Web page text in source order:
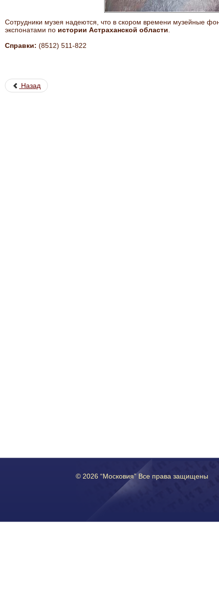
Сотрудники музея надеются, что в скором времени музейные
экспонатами по истории Астраханской области
Справки: (8512) 511-822
Назад
© 2026 “Московия” Все права защищены